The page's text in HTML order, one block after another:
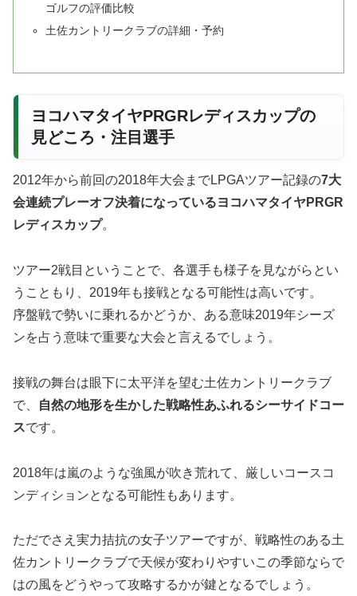
ゴルフの評価比較
土佐カントリークラブの詳細・予約
ヨコハマタイヤPRGRレディスカップの
見どころ・注目選手
2012年から前回の2018年大会までLPGAツアー記録の7大
会連続プレーオフ決着になっているヨコハマタイヤPRGR
レディスカップ。
ツアー2戦目ということで、各選手も様子を見ながらとい
うこともり、2019年も接戦となる可能性は高いです。
序盤戦で勢いに乗れるかどうか、ある意味2019年シーズ
ンを占う意味で重要な大会と言えるでしょう。
接戦の舞台は眼下に太平洋を望む土佐カントリークラブ
で、
自然の地形を生かした戦略性あふれるシーサイドコー
スです。
2018年は嵐のような強風が吹き荒れて、厳しいコースコ
ンディションとなる可能性もあります。
ただでさえ実力拮抗の女子ツアーですが、戦略性のある土
佐カントリークラブで天候が変わりやすいこの季節ならで
はの風をどうやって攻略するかが鍵となるでしょう。